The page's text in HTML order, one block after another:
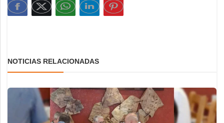
NOTICIAS RELACIONADAS